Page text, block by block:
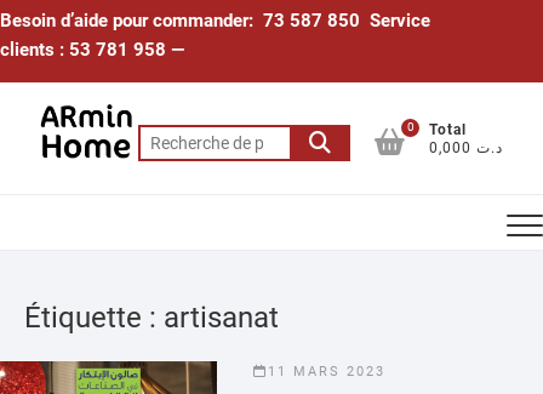
Skip
to
Besoin d’aide pour commander: 73 587 850 Service
clients : 53 781 958 —
Recherche
pour :
0
Total
0,000 د.ت
Étiquette : artisanat
11 MARS 2023